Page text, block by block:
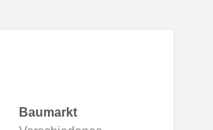
Baumarkt